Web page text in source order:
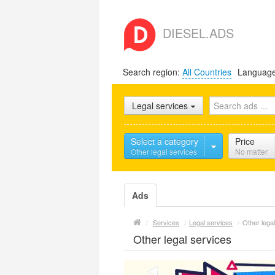
DIESEL.ADS
Search region: All Countries
Legal services
Select a category
Other legal services
Price
No matter
Ads
/ Services / Legal services / Other
Other legal services